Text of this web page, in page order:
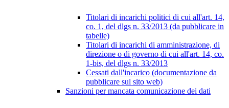
Titolari di incarichi politici di cui all'art. 14,
co. 1, del dlgs n. 33/2013 (da pubblicare in
tabelle)
Titolari di incarichi di amministrazione, di
direzione o di governo di cui all'art. 14, co.
1-bis, del dlgs n. 33/2013
Cessati dall'incarico (documentazione da
pubblicare sul sito web)
Sanzioni per mancata comunicazione dei dati